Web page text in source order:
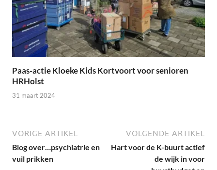
Paas-actie Kloeke Kids Kortvoort voor senioren
HRHolst
31 maart 2024
VORIGE ARTIKEL
Blog over…psychiatrie en
vuil prikken
VOLGENDE ARTIKEL
Hart voor de K-buurt actief
de wijk in voor